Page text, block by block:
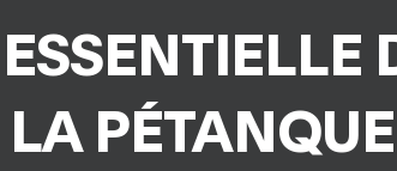
ESSENTIELLE
LA